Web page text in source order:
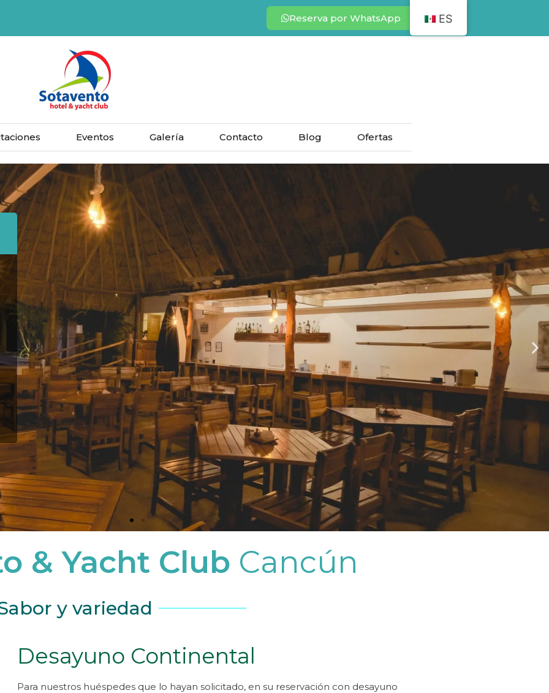
Reserva por WhatsApp
Eventos Galería Contacto Blog Ofertas
EnSotavento &
Yacht Club
Cancún
Te ofrecemos una amplia variedad
de platos y productos.
EnSotavento &
Yacht Club
Cancún
Te ofrecemos una amplia variedad
de platos y productos.
EnSotavento &
Yacht Club
Cancún
Te ofrecemos una amplia variedad
de platos y productos.
EnSotavento &
Yacht Club
Cancún
Te ofrecemos una amplia variedad
de platos y productos.
EnSotavento &
Yacht Club
Cancún
Te ofrecemos una amplia variedad
de platos y productos.
EnSotavento &
Yacht Club
Cancún
Te ofrecemos una amplia variedad
de platos y productos.
& Yacht Club Cancún
y variedad
Desayuno Continental
Para nuestros huéspedes que lo hayan solicitado, en su reservación con desayuno
ES